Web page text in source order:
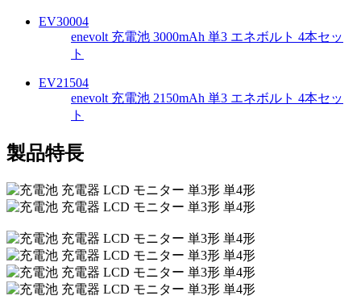
EV30004
enevolt 充電池 3000mAh 単3 エネボルト 4本セッ
ト
EV21504
enevolt 充電池 2150mAh 単3 エネボルト 4本セッ
ト
製品特長